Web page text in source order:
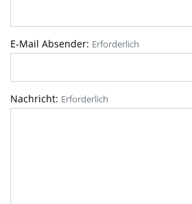
E-Mail Absender: Erforderlich
Nachricht: Erforderlich